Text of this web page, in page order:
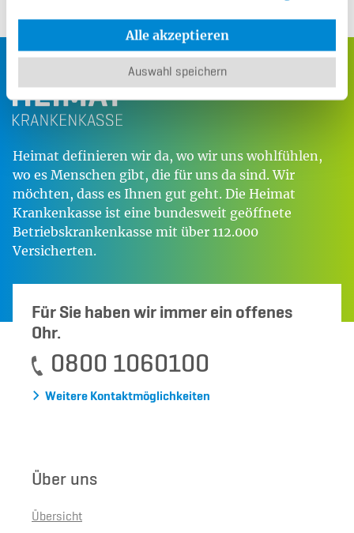
Alle akzeptieren
Auswahl speichern
Heimat definieren wir da, wo wir uns wohlfühlen,
wo es Menschen gibt, die für uns da sind. Wir
möchten, dass es Ihnen gut geht. Die Heimat
Krankenkasse ist eine bundesweit geöffnete
Betriebskrankenkasse mit über 112.000
Versicherten.
Für Sie haben wir immer ein offenes
Ohr.
0800 1060100
Weitere Kontaktmöglichkeiten
Über uns
Übersicht